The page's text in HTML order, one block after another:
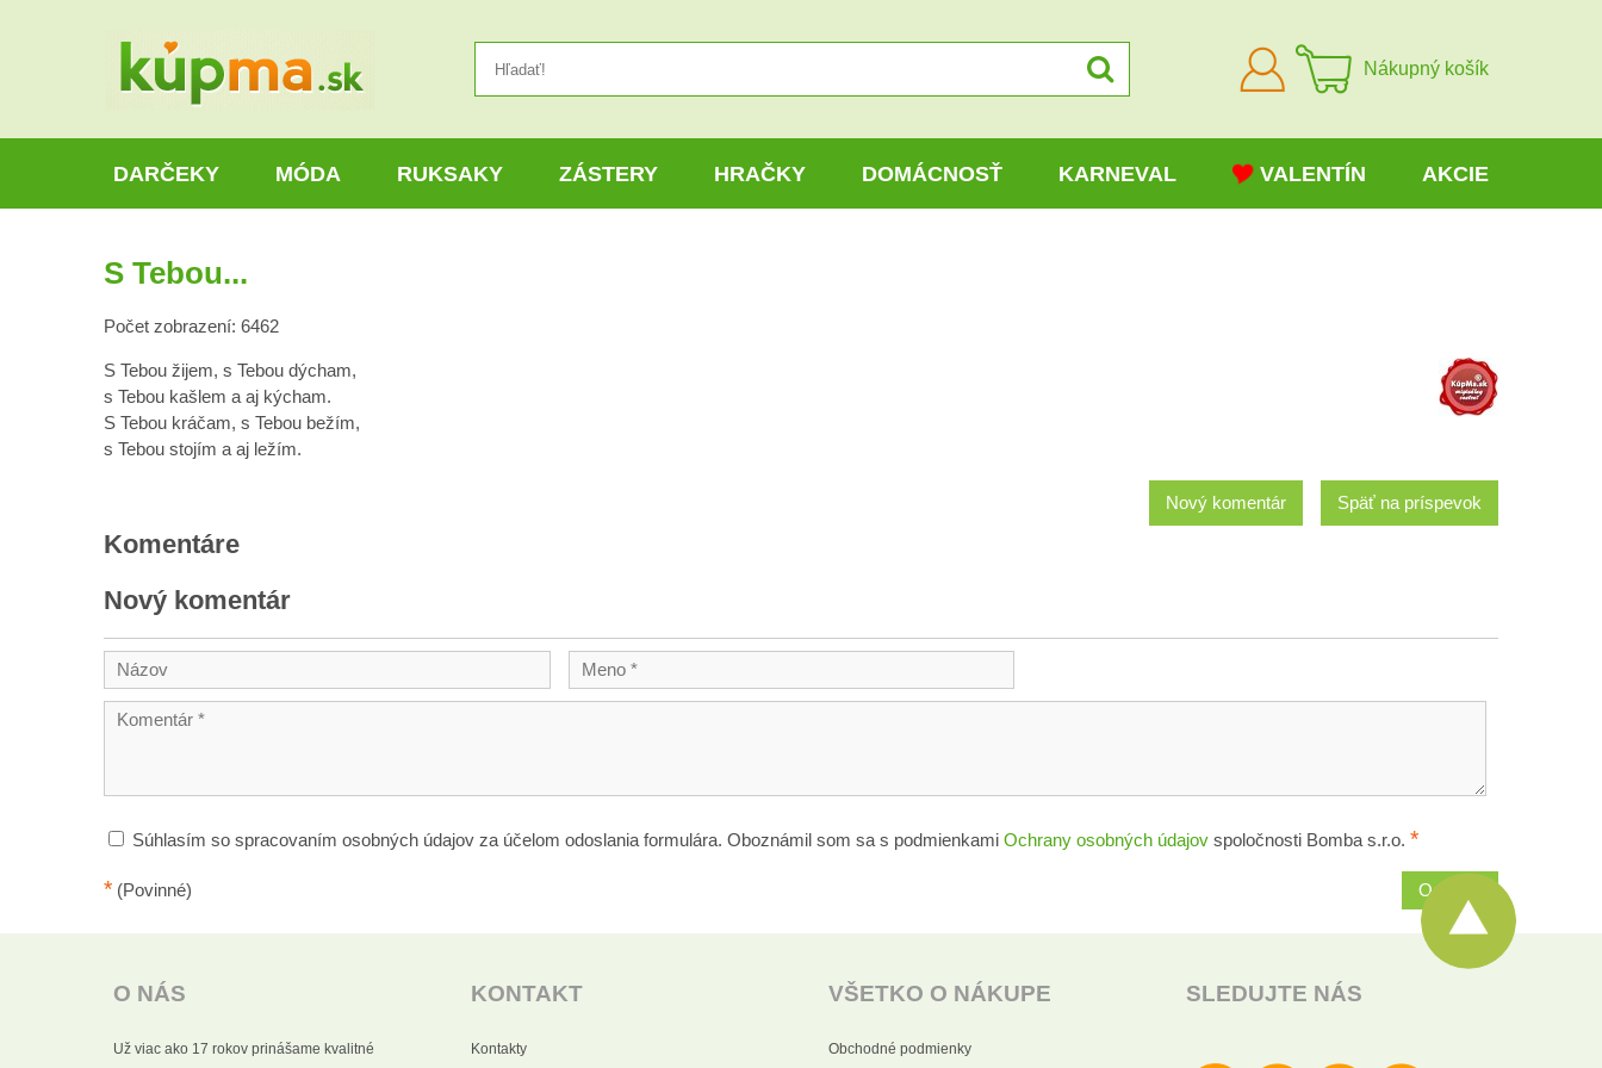
Prihlásiť
sa
Nákupný košík
DARČEKY MÓDA RUKSAKY ZÁSTERY HRAČKY DOMÁCNOSŤ KARNEVAL VALENTÍN AKCIE
S Tebou...
Počet zobrazení: 6462
S Tebou žijem, s Tebou dýcham,
s Tebou kašlem a aj kýcham.
S Tebou kráčam, s Tebou bežím,
s Tebou stojím a aj ležím.
Späť na príspevok
Nový komentár
Komentáre
Nový komentár
Súhlasím so spracovaním osobných údajov za účelom odoslania formulára. Oboznámil som sa s podmienkami Ochrany osobných údajov spoločnosti Bomba s.r.o. *
* (Povinné) Odoslať
O NÁS
Už viac ako 17 rokov prinášame kvalitné
KONTAKT
Kontakty
VŠETKO O NÁKUPE
Obchodné podmienky
SLEDUJTE NÁS